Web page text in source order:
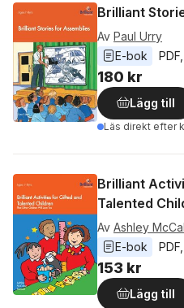
Brilliant
Av Paul Urry
E-bok
PDF
180 kr
Lägg till
Läs direkt efter
Brilliant
Talented
Av Ashley
E-bok
PDF
153 kr
Lägg till